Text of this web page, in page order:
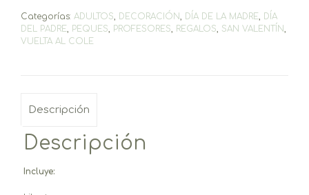
Categorías: ADULTOS, DECORACIÓN, DÍA DE LA MADRE, DÍA
DEL PADRE, PEQUES, PROFESORES, REGALOS, SAN VALENTÍN,
VUELTA AL COLE
Descripción
Descripción
Incluye: